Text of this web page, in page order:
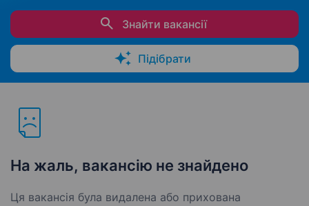
Знайти вакансії
Підібрати
На жаль, вакансію не знайдено
Ця вакансія була видалена або прихована